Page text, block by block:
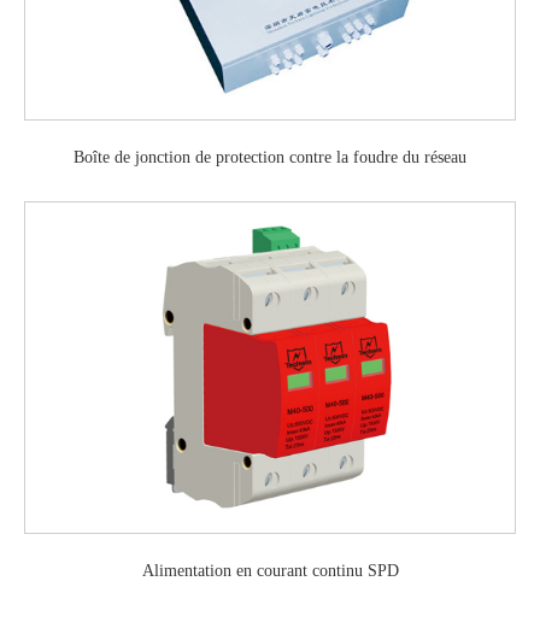
Boîte de jonction de protection contre la foudre du réseau
Alimentation en courant continu SPD